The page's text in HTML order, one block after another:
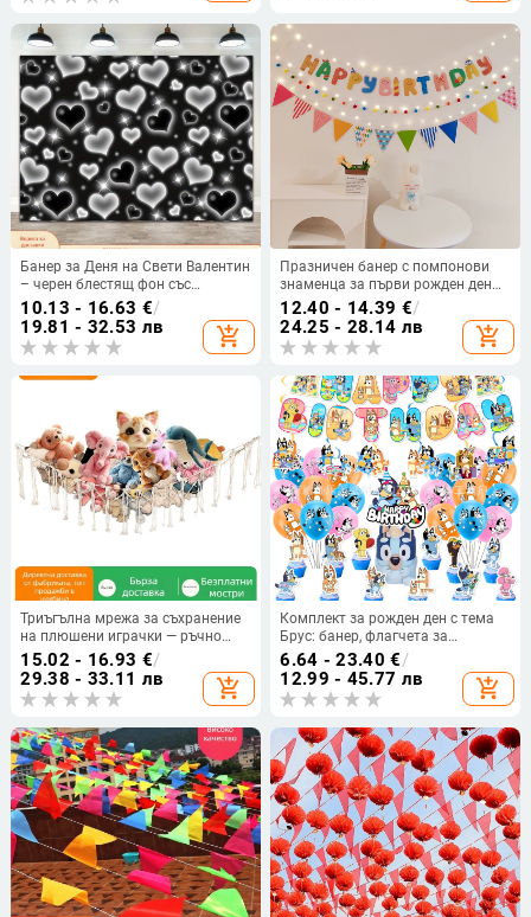
Банер за Деня на Свети Валентин
– черен блестящ фон със
сърцевидна форма за снимки
10.13 - 16.63 €/
19.81 - 32.53 лв
add_shopping_cart
Празничен банер с помпонови
знаменца за първи рожден ден
на бебе — декорация за парти с
текст Happy Birthday
12.40 - 14.39 €/
24.25 - 28.14 лв
add_shopping_cart
Триъгълна мрежа за съхранение
на плюшени играчки — ръчно
плетена памучна въжена мрежа
за закачане в ъгъл със пискюли
15.02 - 16.93 €/
29.38 - 33.11 лв
add_shopping_cart
Комплект за рожден ден с тема
Брус: банер, флагчета за
дърпане, украса за торта и
спирални балони
6.64 - 23.40 €/
12.99 - 45.77 лв
add_shopping_cart